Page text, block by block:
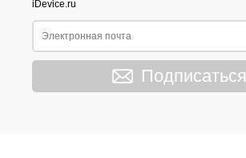
iDevice.ru
Подписаться